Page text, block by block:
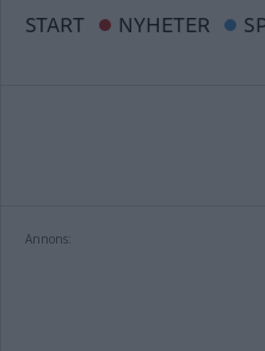
START NYHETER
Annons: